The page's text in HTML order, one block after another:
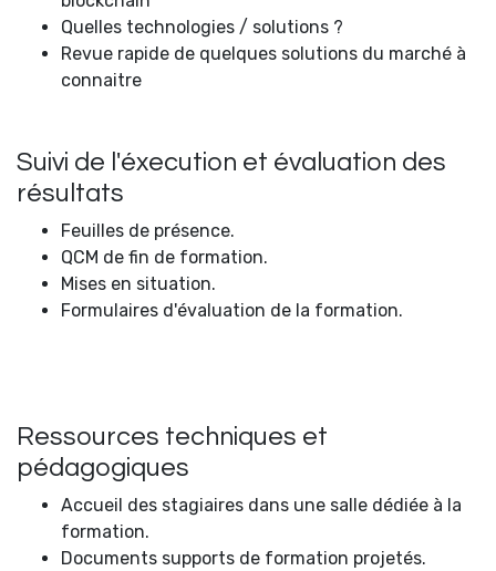
Quelles technologies / solutions ?
Revue rapide de quelques solutions du marché à
connaitre
Suivi de l'éxecution et évaluation des
résultats
Feuilles de présence.
QCM de fin de formation.
Mises en situation.
Formulaires d'évaluation de la formation.
Ressources techniques et
pédagogiques
Accueil des stagiaires dans une salle dédiée à la
formation.
Documents supports de formation projetés.